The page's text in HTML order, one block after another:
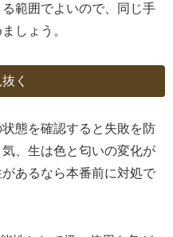
範囲でよいので、同じ手
しょう。
く
態を確認すると失敗を防
、生は色と匂いの変化が
あるなら本番前に対処で